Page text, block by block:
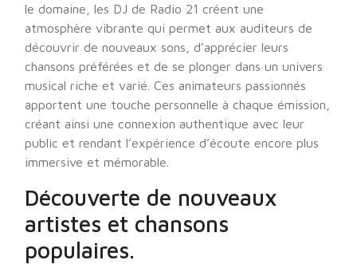
le domaine, les DJ de Radio 21 créent une
atmosphère vibrante qui permet aux auditeurs de
découvrir de nouveaux sons, d’apprécier leurs
chansons préférées et de se plonger dans un univers
musical riche et varié. Ces animateurs passionnés
apportent une touche personnelle à chaque émission,
créant ainsi une connexion authentique avec leur
public et rendant l’expérience d’écoute encore plus
immersive et mémorable.
Découverte de nouveaux
artistes et chansons
populaires.